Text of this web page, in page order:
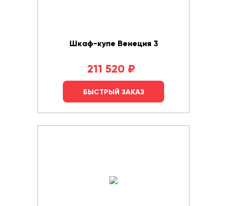
Шкаф-купе Венеция 3
211 520 ₽
БЫСТРЫЙ ЗАКАЗ